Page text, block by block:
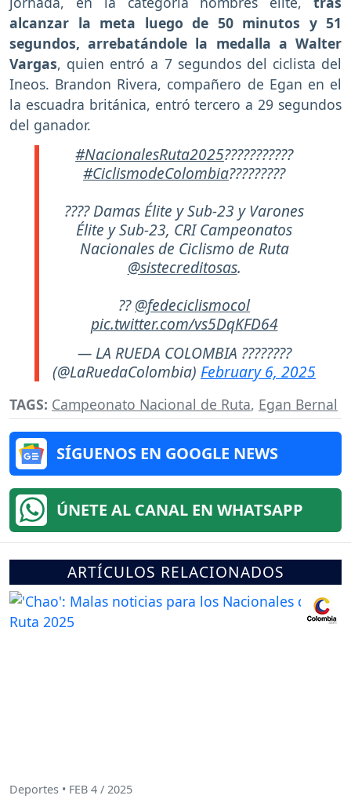
alcanzar la meta luego de 50 minutos y 51
segundos, arrebatándole la medalla a Walter
Vargas, quien entró a 7 segundos del ciclista del
Ineos. Brandon Rivera, compañero de Egan en el
la escuadra británica, entró tercero a 29 segundos
del ganador.
#NacionalesRuta2025???????????
#CiclismodeColombia?????????
???? Damas Élite y Sub-23 y Varones
Élite y Sub-23, CRI Campeonatos
Nacionales de Ciclismo de Ruta
@sistecreditosas.
??@fedeciclismocol
pic.twitter.com/vs5DqKFD64
— LA RUEDA COLOMBIA ????????
(@LaRuedaColombia) February 6, 2025
TAGS: Campeonato Nacional de Ruta, Egan Bernal
SÍGUENOS EN GOOGLE NEWS
ÚNETE AL CANAL EN WHATSAPP
ARTÍCULOS RELACIONADOS
Deportes • FEB 4 / 2025